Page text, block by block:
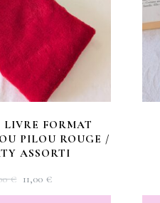
LIVRE FORMAT
PILOU ROUGE /
ASSORTI
€ LE
PRIX
11,00 €LE
PRIX